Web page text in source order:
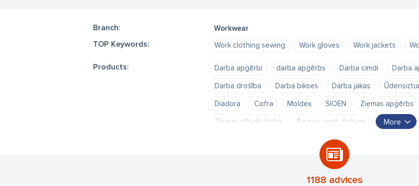
Branch: Workwear
TOP Keywords: Work clothing sewing Work gloves Work jackets
Products: Darba apģērbi darba apģērbs Darba cimdi Darba
Darba drošība
Darba bikses Darba jakas
Diadora
Cofra Moldex SIOEN Ziemas apģērbs
Ziemas zābaki darba
Ziemas cimdi darbam
aizsargmaska
elpceļu aizsardzības līdzekļi Moldex austiņas
JSP DIADORA
More
1188 advices